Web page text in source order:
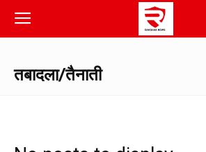
तबादला/तैनाती